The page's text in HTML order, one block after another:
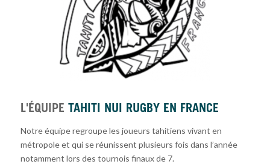
L'ÉQUIPE TAHITI NUI RUGBY EN FRANCE
Notre équipe regroupe les joueurs tahitiens vivant en
métropole et qui se réunissent plusieurs fois dans l’année
notamment lors des tournois finaux de 7.